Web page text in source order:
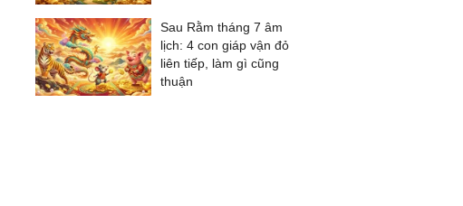
Sau Rằm tháng 7 âm
lịch: 4 con giáp vận đỏ
liên tiếp, làm gì cũng
thuận